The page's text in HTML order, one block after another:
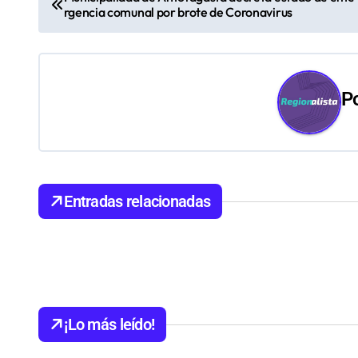
a
v
a
c
i
d
rgencia comunal por brote de Coronavirus
Entradas relacionadas
¡Lo más leído!